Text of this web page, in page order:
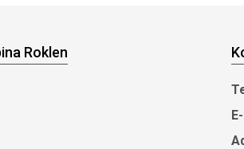
Roklen